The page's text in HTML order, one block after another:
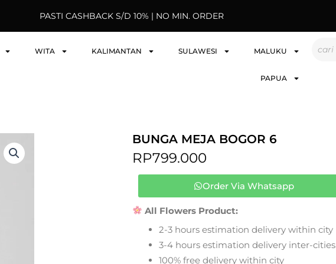
PASTI CASHBACK S/D 10% | NO MIN. ORDER
WITA KALIMANTAN SULAWESI MALUKU
PAPUA
BUNGA MEJA BOGOR 6
RP799.000
Order Via Whatsapp
All Flowers Product:
2-3 hours estimation delivery within city
3-4 hours estimation delivery inter-cities
100% free delivery within city